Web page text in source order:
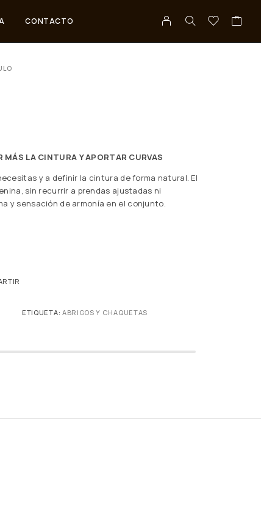
CONTACTO
MÁS LA CINTURA Y APORTAR CURVAS
y a definir la cintura de forma natural. El
sin recurrir a prendas ajustadas ni
y sensación de armonía en el conjunto.
ETIQUETA: ABRIGOS Y CHAQUETAS